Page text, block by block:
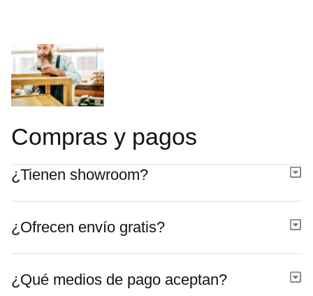
Compras y pagos
¿Tienen showroom?
¿Ofrecen envío gratis?
¿Qué medios de pago aceptan?